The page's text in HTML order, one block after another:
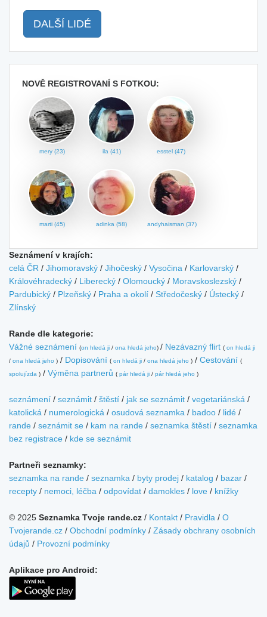
DALŠÍ LIDÉ
NOVĚ REGISTROVANÍ S FOTKOU:
mery (23) ila (41) esstel (47)
marti (45) adinka (58) andyhaisman (37)
Seznámení v krajích:
celá ČR / Jihomoravský / Jihočeský / Vysočina / Karlovarský /
Královéhradecký / Liberecký / Olomoucký / Moravskoslezský /
Pardubický / Plzeňský / Praha a okolí / Středočeský / Ústecký /
Zlínský
Rande dle kategorie:
Vážné seznámení (on hledá ji / ona hledá jeho) / Nezávazný flirt ( on hledá ji
/ ona hledá jeho ) / Dopisování ( on hledá ji / ona hledá jeho ) / Cestování (
spolujízda ) / Výměna partnerů ( pár hledá ji / pár hledá jeho )
seznámení / seznámit / štěstí / jak se seznámit / vegetariánská /
katolická / numerologická / osudová seznamka / badoo / lidé /
rande / seznámit se / kam na rande / seznamka štěstí / seznamka
bez registrace / kde se seznámit
Partneři seznamky:
seznamka na rande / seznamka / byty prodej / katalog / bazar /
recepty / nemoci, léčba / odpovídat / damokles / love / knížky
© 2025 Seznamka Tvoje rande.cz / Kontakt / Pravidla / O
Tvojerande.cz / Obchodní podmínky / Zásady obchrany osobních
údajů / Provozní podmínky
Aplikace pro Android: